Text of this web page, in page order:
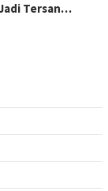
Tersan…